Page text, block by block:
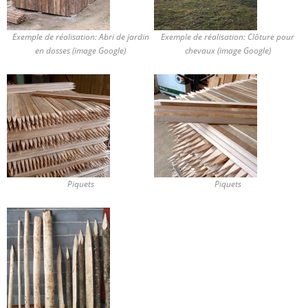
Exemple de réalisation: Abri de jardin
en dosses (image Google)
Exemple de réalisation: Clôture pour
chevaux (image Google)
Piquets Piquets